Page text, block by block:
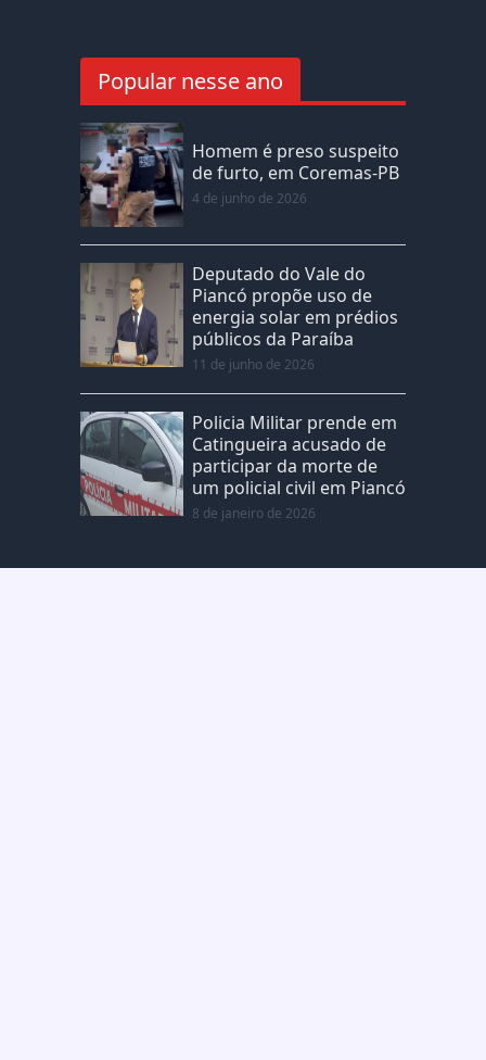
Popular nesse ano
Homem é preso suspeito
de furto, em Coremas-PB
4 de junho de 2026
Deputado do Vale do
Piancó propõe uso de
energia solar em prédios
públicos da Paraíba
11 de junho de 2026
Policia Militar prende em
Catingueira acusado de
participar da morte de
um policial civil em Piancó
8 de janeiro de 2026